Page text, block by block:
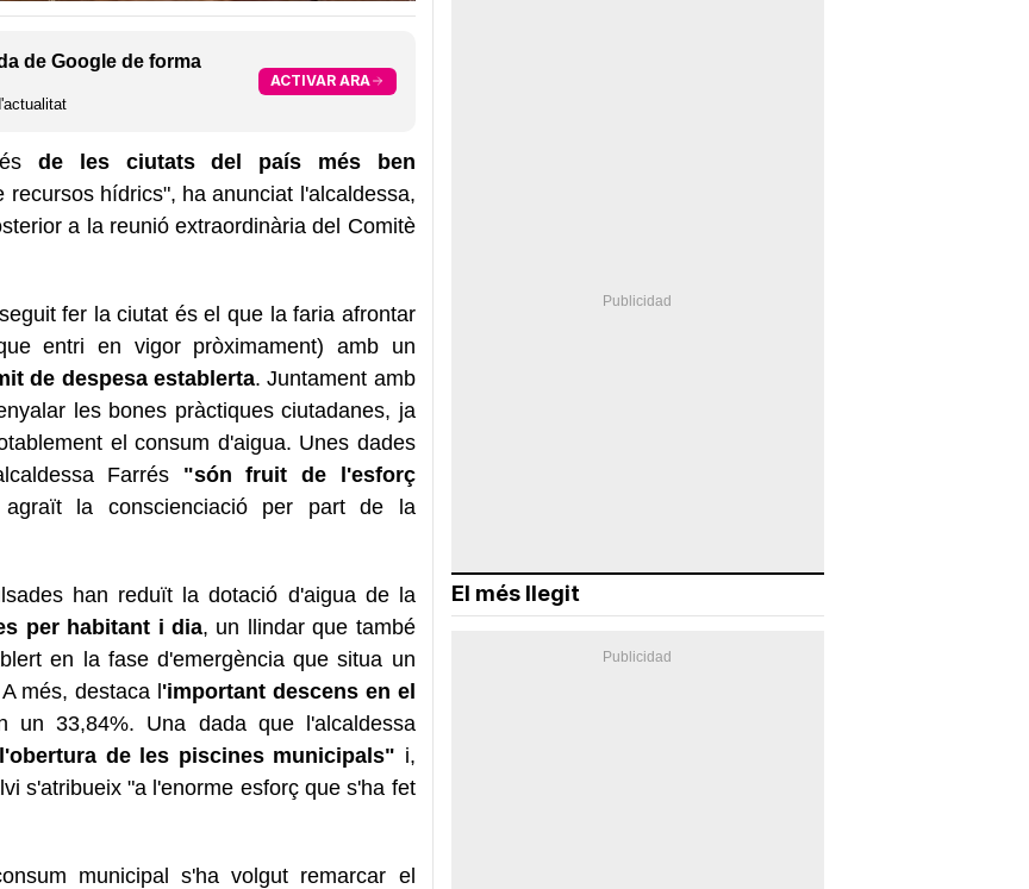
de Google de forma
ACTIVAR ARA
ésde les ciutats del país més ben
recursos hídrics", ha anunciat l'alcaldessa,
a la reunió extraordinària del Comitè
fer la ciutat és el que la faria afrontar
entri en vigor pròximament) amb un
de despesa establerta. Juntament amb
les bones pràctiques ciutadanes, ja
el consum d'aigua. Unes dades
Farrés "són fruit de l'esforç
la conscienciació per part de la
han reduït la dotació d'aigua de la
per habitant i dia, un llindar que també
en la fase d'emergència que situa un
més, destaca l'important descens en el
un 33,84%. Una dada que l'alcaldessa
de les piscines municipals" i,
s'atribueix "a l'enorme esforç que s'ha fet
municipal s'ha volgut remarcar el
El més llegit